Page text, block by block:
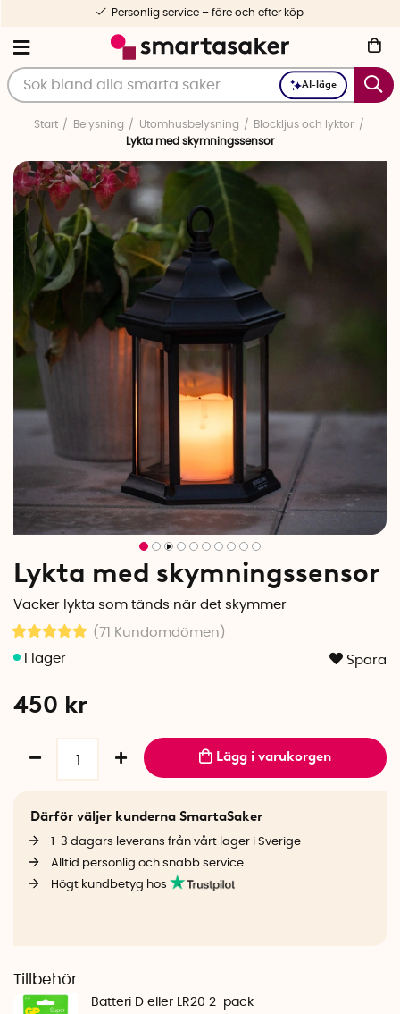
AI-läge
service – före och efter köp
Start Belysning Utomhusbelysning
Blockljus och lyktor
Lykta med skymningssensor
Lykta med skymningssensor
Vacker lykta som tänds när det skymmer
(71 Kundomdömen )
Spara
450 kr
Lägg i varukorgen
Därför väljer kunderna SmartaSaker
1-3 dagars leverans från vårt lager i Sverige
Alltid personlig och snabb service
Högt kundbetyg hos
Tillbehör
Batteri D eller LR20 2-pack